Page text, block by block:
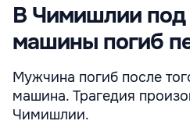
В Чимишлии под
машины погиб
Мужчина погиб после
машина. Трагедия
Чимишлии.